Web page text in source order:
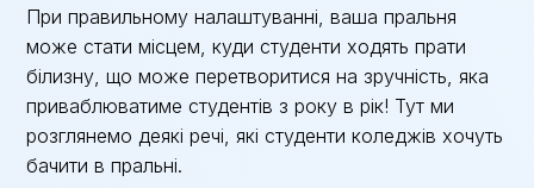
При правильному налаштуванні, ваша пральня
може стати місцем, куди студенти ходять прати
білизну, що може перетворитися на зручність, яка
приваблюватиме студентів з року в рік! Тут ми
розглянемо деякі речі, які студенти коледжів хочуть
бачити в пральні.